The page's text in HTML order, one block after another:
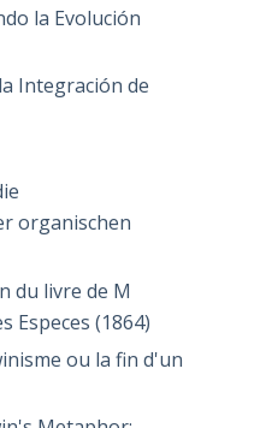
la Evolución
Integración de
organischen
du livre de M
Especes (1864)
ou la fin d'un